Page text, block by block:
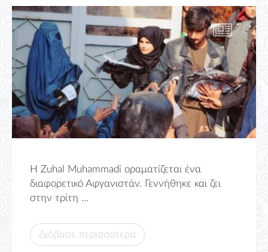
H Zuhal Muhammadi οραματίζεται ένα
διαφορετικό Αφγανιστάν. Γεννήθηκε και ζει
στην τρίτη ...
Διάβασε περισσότερα